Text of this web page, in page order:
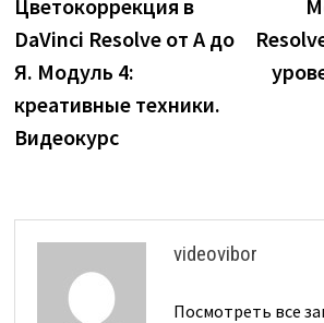
по
записям
Цветокоррекция в
DaVinci Resolve от А до
Я. Модуль 4:
креативные техники.
Видеокурс
videovibor
Посмотреть все